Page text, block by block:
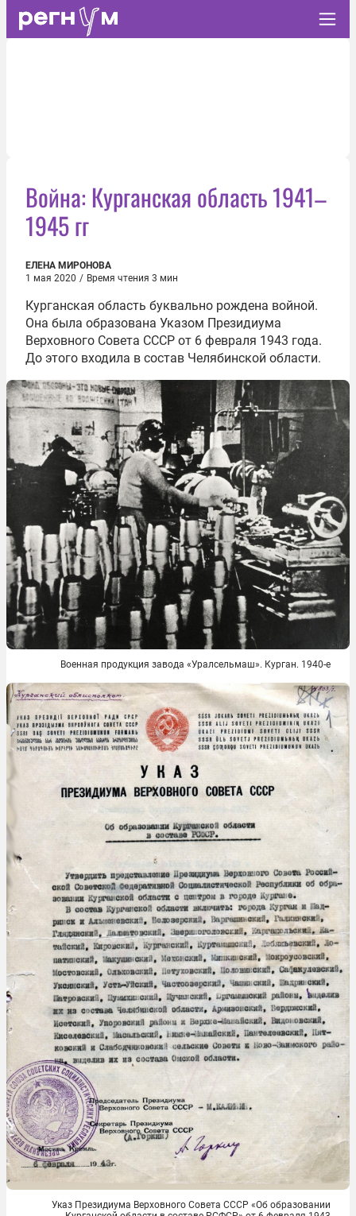
Война: Курганская область 1941–
1945 гг
ЕЛЕНА МИРОНОВА
1 мая 2020 / Время чтения 3 мин
Курганская область буквально рождена войной.
Она была образована Указом Президиума
Верховного Совета СССР от 6 февраля 1943 года.
До этого входила в состав Челябинской области.
Военная продукция завода «Уралсельмаш». Курган. 1940-е
Указ Президиума Верховного Совета СССР «Об образовании